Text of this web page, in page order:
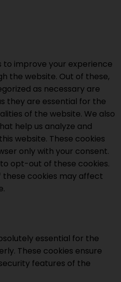
to improve your experience
the website. Out of these,
as necessary are
they are essential for the
of the website. We also
help us analyze and
website. These cookies
only with your consent.
opt-out of these cookies.
these cookies may affect
essential for the
These cookies ensure
features of the